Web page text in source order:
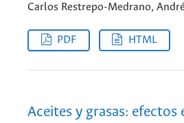
Carlos Restrepo-Medrano,
PDF HTML
Aceites y grasas: